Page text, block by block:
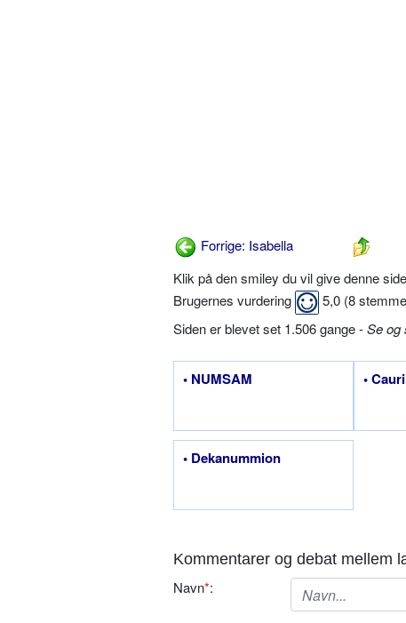
Forrige: Isabella
Klik på den smiley du vil give denne side
Brugernes vurdering
5,0 (8
Siden er blevet set 1.506 gange -Se og
• NUMSAM • Cauri
• Dekanummion
Kommentarer og debat mellem
Navn*: